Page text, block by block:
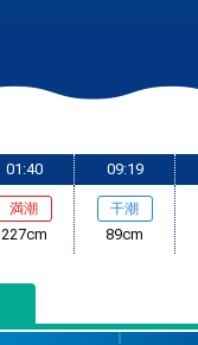
01:40
満潮
227cm
09:19
干潮
89cm